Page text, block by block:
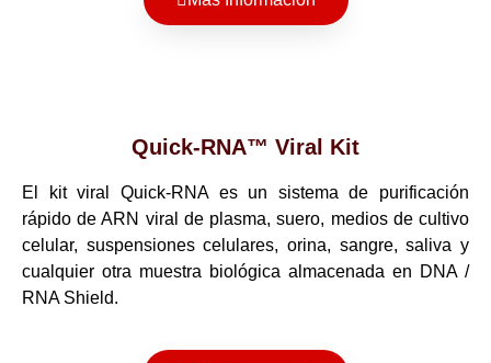
Quick-RNA™ Viral Kit
El kit viral Quick-RNA es un sistema de purificación
rápido de ARN viral de plasma, suero, medios de cultivo
celular, suspensiones celulares, orina, sangre, saliva y
cualquier otra muestra biológica almacenada en DNA /
RNA Shield.